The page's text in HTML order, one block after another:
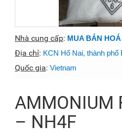
Nhà cung cấp: MUA BÁN
Địa chỉ: KCN Hố Nai, thành phố
Quốc gia: Vietnam
AMMONIUM
– NH4F